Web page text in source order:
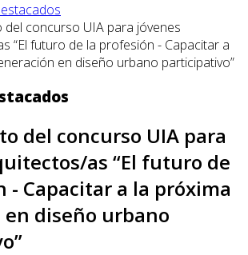
del concurso UIA para jóvenes
“El futuro de la profesión - Capacitar a
en diseño urbano participativo”
del concurso UIA para
as “El futuro de
- Capacitar a la próxima
diseño urbano